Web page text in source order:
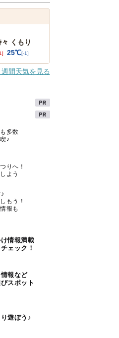
くもり
25℃[-1]
間天気を見る
多数
♪
りへ！
よう
もう！
報も
情報満載
ェック！
報など
スポット
遊ぼう♪